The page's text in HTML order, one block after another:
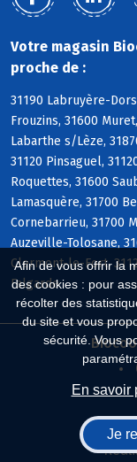
Afin de vous offrir la
des cookies : pour
récolter des
du site et vous
sécurité. Vous
En savoir
Je
Votre magasin
proche de :
31190 Labruyère-
Frouzins, 31600
Labarthe s/Lèze,
31120 Pinsaguel,
Roquettes, 31600
Lamasquère, 31700
Cornebarrieu, 31700
Auzeville-Tolosane,
Clermont-le-Fort,
Falgarde